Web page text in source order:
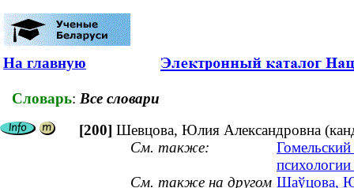
На главную
Словарь: Все словари
[200] Шевцова, Юлия Александровна
См. также:
См. также на другом Шаўцова,